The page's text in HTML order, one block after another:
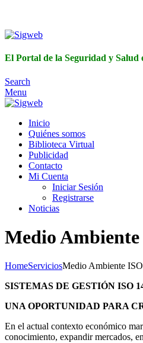
El Portal de la Seguridad y
Search
Menu
Inicio
Quiénes somos
Biblioteca Virtual
Publicidad
Contacto
Mi Cuenta
Iniciar Sesión
Registrarse
Noticias
Medio Ambiente
HomeServiciosMedio Ambiente
SISTEMAS DE GESTIÓN ISO
UNA OPORTUNIDAD PARA
En el actual contexto económico
conocimiento, expandir mercados,